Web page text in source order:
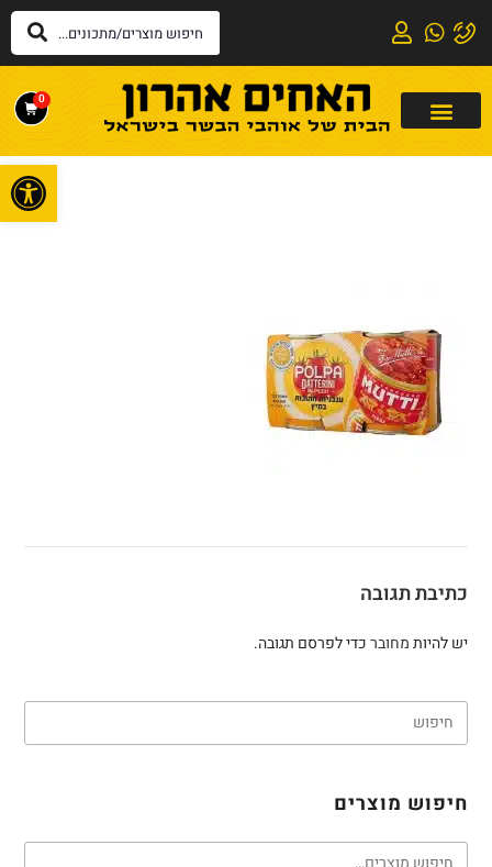
0
כתיבת תגובה
יש להיותמחוברכדי לפרסם תגובה.
חיפוש מוצרים